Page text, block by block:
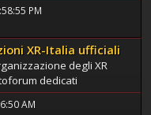
PM
XR-Italia ufficiali
degli XR
dedicati
AM